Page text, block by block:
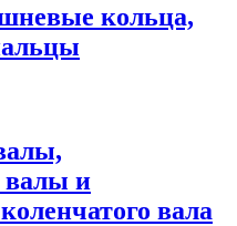
кольца,
валы и
вала